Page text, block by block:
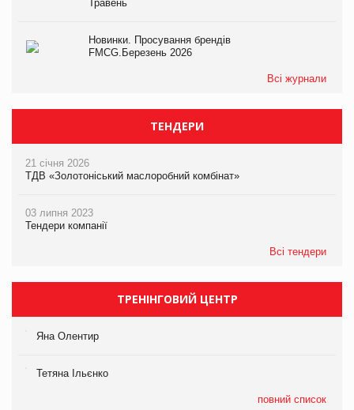
Травень
Новинки. Просування брендів
FMCG.Березень 2026
Всі журнали
ТЕНДЕРИ
21 січня 2026
ТДВ «Золотоніський маслоробний комбінат»
03 липня 2023
Тендери компанії
Всі тендери
ТРЕНІНГОВИЙ ЦЕНТР
Яна Олентир
Тетяна Ільєнко
повний список